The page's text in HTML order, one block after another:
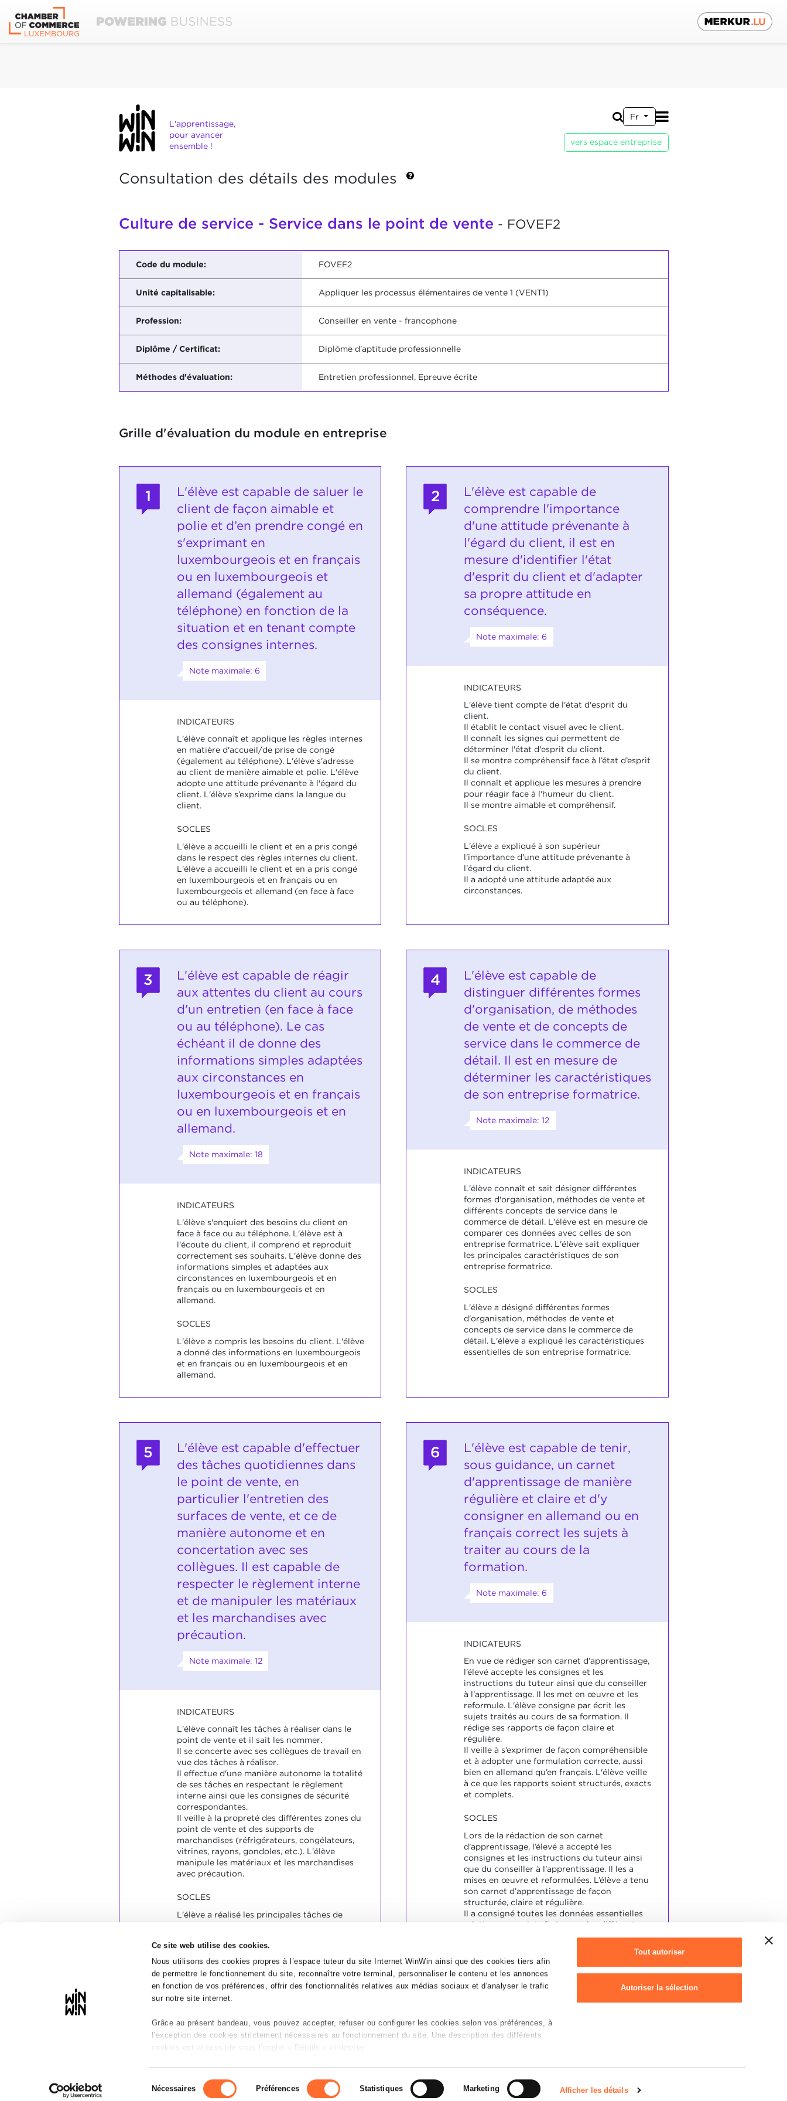
Ce site web utilise des cookies.
Nous utilisons des cookies propres à l’espace tuteur du site Internet WinWin ainsi que des cookies tiers afin
de permettre le fonctionnement du site, reconnaître votre terminal, personnaliser le contenu et les annonces
en fonction de vos préférences, offrir des fonctionnalités relatives aux médias sociaux et d'analyser le trafic
sur notre site internet.
Grâce au présent bandeau, vous pouvez accepter, refuser ou configurer les cookies selon vos préférences, à
l’exception des cookies strictement nécessaires au fonctionnement du site. Une description des différents
réseaux sociaux, sauvegarde des préférences de lecture vidéo, personnalisation de l’affichage du site)
peuvent être affectées en cas de refus de tous les cookies ou des cookies non nécessaires.
Nécessaires Préférences Statistiques Marketing Afficher les détails
Tout autoriser
Autoriser la sélection
L'apprentissage,
pour avancer
ensemble !
Fr
vers espace entreprise
Consultation des détails des modules
Culture de service - Service dans le point de vente - FOVEF2
Code du module: FOVEF2
Unité capitalisable: Appliquer les processus élémentaires de vente 1 (VENT1)
Profession: Conseiller en vente - francophone
Diplôme / Certificat: Diplôme d'aptitude professionnelle
Méthodes d'évaluation: Entretien professionnel, Epreuve écrite
Grille d'évaluation du module en entreprise
1
L'élève est capable de saluer le
client de façon aimable et
polie et d’en prendre congé en
s'exprimant en
luxembourgeois et en français
ou en luxembourgeois et
allemand (également au
téléphone) en fonction de la
situation et en tenant compte
des consignes internes.
Note maximale: 6
INDICATEURS
L'élève connaît et applique les règles internes
en matière d'accueil/de prise de congé
(également au téléphone). L'élève s'adresse
au client de manière aimable et polie. L'élève
adopte une attitude prévenante à l'égard du
client. L'élève s’exprime dans la langue du
client.
SOCLES
L'élève a accueilli le client et en a pris congé
dans le respect des règles internes du client.
L'élève a accueilli le client et en a pris congé
en luxembourgeois et en français ou en
luxembourgeois et allemand (en face à face
ou au téléphone).
2
L'élève est capable de
comprendre l'importance
d'une attitude prévenante à
l'égard du client, il est en
mesure d'identifier l'état
d'esprit du client et d'adapter
sa propre attitude en
conséquence.
Note maximale: 6
INDICATEURS
L'élève tient compte de l'état d'esprit du
client.
Il établit le contact visuel avec le client.
Il connaît les signes qui permettent de
déterminer l'état d'esprit du client.
Il se montre compréhensif face à l’état d’esprit
du client.
Il connaît et applique les mesures à prendre
pour réagir face à l'humeur du client.
Il se montre aimable et compréhensif.
SOCLES
L'élève a expliqué à son supérieur
l'importance d'une attitude prévenante à
l'égard du client.
Il a adopté une attitude adaptée aux
circonstances.
3
L'élève est capable de réagir
aux attentes du client au cours
d'un entretien (en face à face
ou au téléphone). Le cas
échéant il de donne des
informations simples adaptées
aux circonstances en
luxembourgeois et en français
ou en luxembourgeois et en
allemand.
Note maximale: 18
INDICATEURS
L'élève s'enquiert des besoins du client en
face à face ou au téléphone. L'élève est à
l'écoute du client, il comprend et reproduit
correctement ses souhaits. L'élève donne des
informations simples et adaptées aux
circonstances en luxembourgeois et en
français ou en luxembourgeois et en
allemand.
SOCLES
L'élève a compris les besoins du client. L'élève
a donné des informations en luxembourgeois
et en français ou en luxembourgeois et en
allemand.
4
L'élève est capable de
distinguer différentes formes
d'organisation, de méthodes
de vente et de concepts de
service dans le commerce de
détail. Il est en mesure de
déterminer les caractéristiques
de son entreprise formatrice.
Note maximale: 12
INDICATEURS
L'élève connaît et sait désigner différentes
formes d'organisation, méthodes de vente et
différents concepts de service dans le
commerce de détail. L'élève est en mesure de
comparer ces données avec celles de son
entreprise formatrice. L'élève sait expliquer
les principales caractéristiques de son
entreprise formatrice.
SOCLES
L'élève a désigné différentes formes
d'organisation, méthodes de vente et
concepts de service dans le commerce de
détail. L'élève a expliqué les caractéristiques
essentielles de son entreprise formatrice.
5
L'élève est capable d'effectuer
des tâches quotidiennes dans
le point de vente, en
particulier l'entretien des
surfaces de vente, et ce de
manière autonome et en
concertation avec ses
collègues. Il est capable de
respecter le règlement interne
et de manipuler les matériaux
et les marchandises avec
précaution.
Note maximale: 12
INDICATEURS
L'élève connaît les tâches à réaliser dans le
point de vente et il sait les nommer.
Il se concerte avec ses collègues de travail en
vue des tâches à réaliser.
Il effectue d'une manière autonome la totalité
de ses tâches en respectant le règlement
interne ainsi que les consignes de sécurité
correspondantes.
Il veille à la propreté des différentes zones du
point de vente et des supports de
marchandises (réfrigérateurs, congélateurs,
vitrines, rayons, gondoles, etc.). L'élève
manipule les matériaux et les marchandises
avec précaution.
SOCLES
L'élève a réalisé les principales tâches de
ses collègues.
Il a cité les consignes internes.
Il a manipulé avec précaution les matériaux et
les marchandises.
6
L'élève est capable de tenir,
sous guidance, un carnet
d'apprentissage de manière
régulière et claire et d'y
consigner en allemand ou en
français correct les sujets à
traiter au cours de la
formation.
Note maximale: 6
INDICATEURS
En vue de rédiger son carnet d’apprentissage,
l’élevé accepte les consignes et les
instructions du tuteur ainsi que du conseiller
à l’apprentissage. Il les met en œuvre et les
reformule. L'élève consigne par écrit les
sujets traités au cours de sa formation. Il
rédige ses rapports de façon claire et
régulière.
Il veille à s’exprimer de façon compréhensible
et à adopter une formulation correcte, aussi
bien en allemand qu’en français. L'élève veille
à ce que les rapports soient structurés, exacts
et complets.
SOCLES
Lors de la rédaction de son carnet
d’apprentissage, l’élevé a accepté les
consignes et les instructions du tuteur ainsi
que du conseiller à l’apprentissage. Il les a
mises en œuvre et reformulées. L’élève a tenu
son carnet d’apprentissage de façon
structurée, claire et régulière.
Il a consigné toutes les données essentielles
relatives aux sujets fixés pour les différentes
Il a rédigé ses rapports de façon correcte en
français ou en allemand.
Il a rédigé au moins cinq rapports par
semestre.
Protection des données personnelles